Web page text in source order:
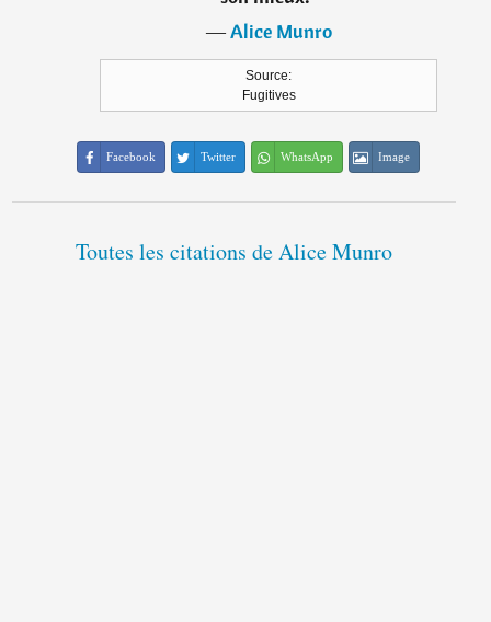
―Alice Munro
Source:
Fugitives
Facebook Twitter WhatsApp Image
Toutes les citations de Alice Munro